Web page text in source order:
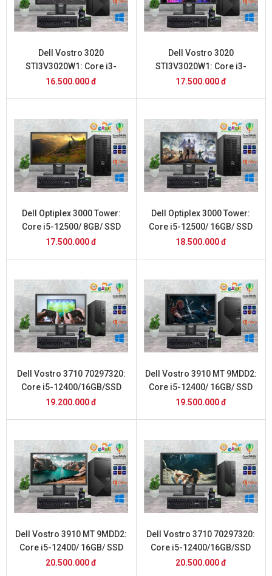
Dell Vostro 3020
STI3V3020W1: Core i3-
13100/8GB/SSD 512GB và
16.500.000 đ
Dell Vostro 3020
STI3V3020W1: Core i3-
13100/8GB/SSD 512GB và
17.500.000 đ
Dell Optiplex 3000 Tower:
Core i5-12500/ 8GB/ SSD
256GB/ và Màn Hình 20inch
17.500.000 đ
Dell Optiplex 3000 Tower:
Core i5-12500/ 16GB/ SSD
256GB/ và Màn Hình 22inch
18.500.000 đ
Dell Vostro 3710 70297320:
Core i5-12400/16GB/SSD
512GB và Màn Hình 20inch
19.200.000 đ
Dell Vostro 3910 MT 9MDD2:
Core i5-12400/ 16GB/ SSD
512GB/ và Màn Hình 20inch
19.500.000 đ
Dell Vostro 3910 MT 9MDD2:
Core i5-12400/ 16GB/ SSD
512GB/ và Màn Hình 22inch
20.500.000 đ
Dell Vostro 3710 70297320:
Core i5-12400/16GB/SSD
512GB và Màn Hình 22inch
20.500.000 đ